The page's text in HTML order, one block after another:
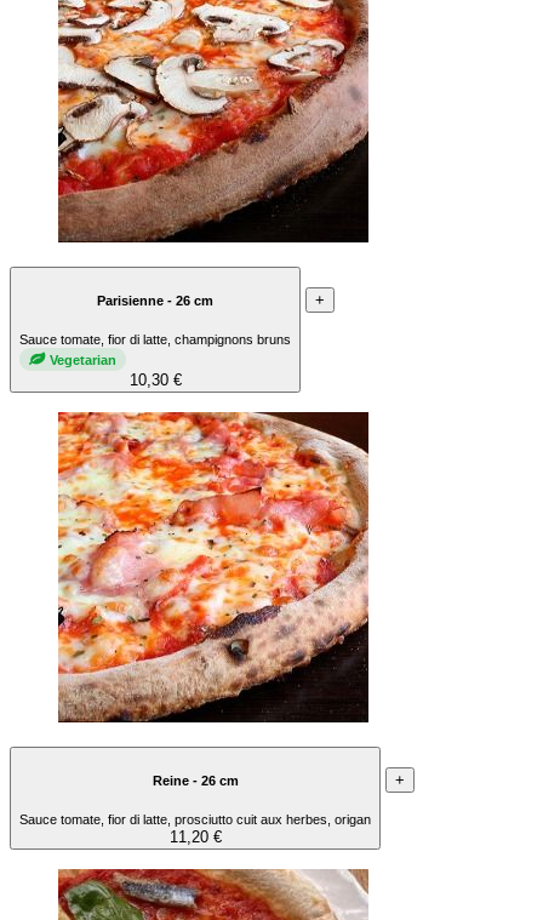
Parisienne - 26 cm
Sauce tomate, fior di latte, champignons bruns
Vegetarian
10,30 €
+
Reine - 26 cm
Sauce tomate, fior di latte, prosciutto cuit aux herbes, origan
11,20 €
+